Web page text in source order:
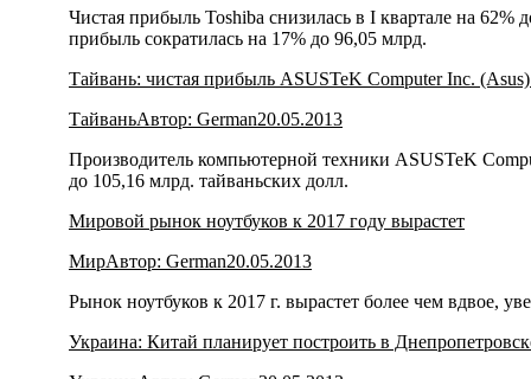
Чистая прибыль Toshiba снизилась в I квартале на
прибыль сократилась на 17% до 96,05 млрд.
Тайвань: чистая прибыль ASUSTeK Computer Inc.
ТайваньАвтор: German20.05.2013
Производитель компьютерной техники ASUSTeK
до 105,16 млрд. тайваньских долл.
Мировой рынок ноутбуков к 2017 году вырастет
МирАвтор: German20.05.2013
Рынок ноутбуков к 2017 г. вырастет более чем вдвое,
Украина: Китай планирует построить в